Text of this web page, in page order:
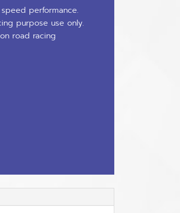
performance.
purpose use only.
road racing